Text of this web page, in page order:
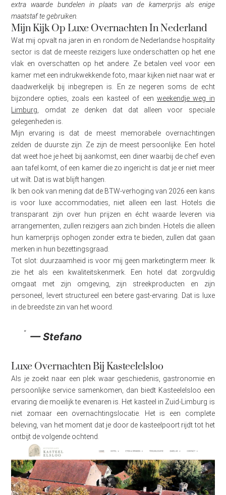
extra waarde bundelen in plaats van de kamerprijs als enige
maatstaf te gebruiken.
Mijn Kijk Op Luxe Overnachten In Nederland
Wat mij opvalt na jaren in en rondom de Nederlandse hospitality
sector is dat de meeste reizigers luxe onderschatten op het ene
vlak en overschatten op het andere. Ze betalen veel voor een
kamer met een indrukwekkende foto, maar kijken niet naar wat er
daadwerkelijk bij inbegrepen is. En ze negeren soms de echt
bijzondere opties, zoals een kasteel of een weekendje weg in
Limburg , omdat ze denken dat dat alleen voor speciale
gelegenheden is.
Mijn ervaring is dat de meest memorabele overnachtingen
zelden de duurste zijn. Ze zijn de meest persoonlijke. Een hotel
dat weet hoe je heet bij aankomst, een diner waarbij de chef even
aan tafel komt, of een kamer die zo ingericht is dat je er niet meer
uit wilt. Dat is wat blijft hangen.
Ik ben ook van mening dat de BTW-verhoging van 2026 een kans
is voor luxe accommodaties, niet alleen een last. Hotels die
transparant zijn over hun prijzen en écht waarde leveren via
arrangementen, zullen reizigers aan zich binden. Hotels die alleen
hun kamerprijs ophogen zonder extra te bieden, zullen dat gaan
merken in hun bezettingsgraad.
Tot slot: duurzaamheid is voor mij geen marketingterm meer. Ik
zie het als een kwaliteitskenmerk. Een hotel dat zorgvuldig
omgaat met zijn omgeving, zijn streekproducten en zijn
personeel, levert structureel een betere gast-ervaring. Dat is luxe
in de breedste zin van het woord.
— Stefano
Luxe Overnachten Bij Kasteelelsloo
Als je zoekt naar een plek waar geschiedenis, gastronomie en
persoonlijke service samenkomen, dan biedt Kasteelelsloo een
ervaring die moeilijk te evenaren is. Het kasteel in Zuid-Limburg is
niet zomaar een overnachtingslocatie. Het is een complete
beleving, van het moment dat je door de kasteelpoort rijdt tot het
ontbijt de volgende ochtend.